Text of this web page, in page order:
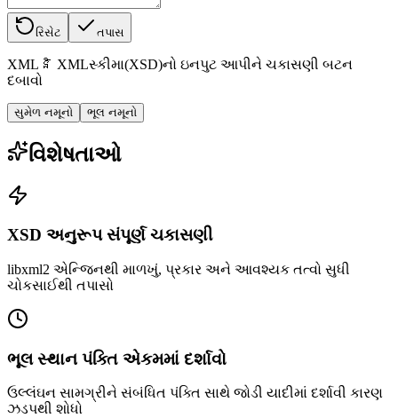
રિસેટ તપાસ
XMLនិ XMLસ્કીમા(XSD)નો ઇનપુટ આપીને ચકાસણી બટન
દબાવો
સુમેળ નમૂનો ભૂલ નમૂનો
વિશેષતાઓ
XSD અનુરૂપ સંપૂર્ણ ચકાસણી
libxml2 એન્જિનથી માળખું, પ્રકાર અને આવશ્યક તત્વો સુધી
ચોકસાઈથી તપાસો
ભૂલ સ્થાન પંક્તિ એકમમાં દર્શાવો
ઉલ્લંઘન સામગ્રીને સંબંધિત પંક્તિ સાથે જોડી યાદીમાં દર્શાવી કારણ
ઝડપથી શોધો